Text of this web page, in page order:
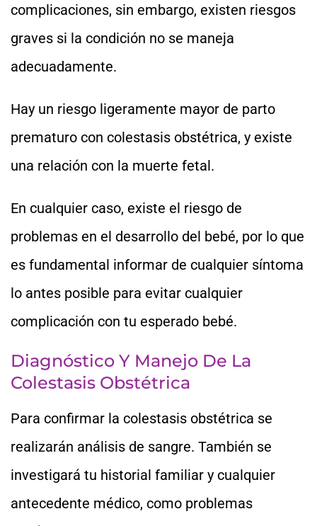
complicaciones, sin embargo, existen riesgos
graves si la condición no se maneja
adecuadamente.
Hay un riesgo ligeramente mayor de parto
prematuro con colestasis obstétrica, y existe
una relación con la muerte fetal.
En cualquier caso, existe el riesgo de
problemas en el desarrollo del bebé, por lo que
es fundamental informar de cualquier síntoma
lo antes posible para evitar cualquier
complicación con tu esperado bebé.
Diagnóstico Y Manejo De La
Colestasis Obstétrica
Para confirmar la colestasis obstétrica se
realizarán análisis de sangre. También se
investigará tu historial familiar y cualquier
antecedente médico, como problemas